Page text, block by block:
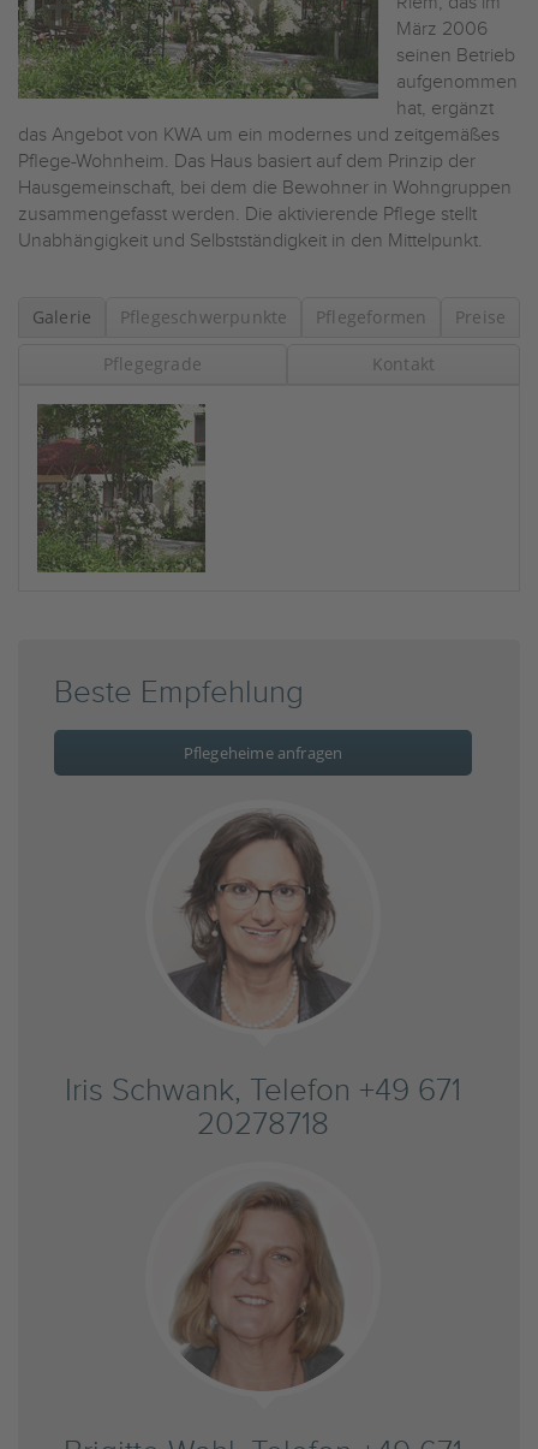
März 2006
seinen Betrieb
aufgenommen
hat, ergänzt
das Angebot von KWA um ein modernes und zeitgemäßes
Pflege-Wohnheim. Das Haus basiert auf dem Prinzip der
Hausgemeinschaft, bei dem die Bewohner in Wohngruppen
zusammengefasst werden. Die aktivierende Pflege stellt
Unabhängigkeit und Selbstständigkeit in den Mittelpunkt.
Galerie Pflegeschwerpunkte Pflegeformen Preise
Pflegegrade Kontakt
Beste Empfehlung
Pflegeheime anfragen
Iris Schwank, Telefon +49 671
20278718